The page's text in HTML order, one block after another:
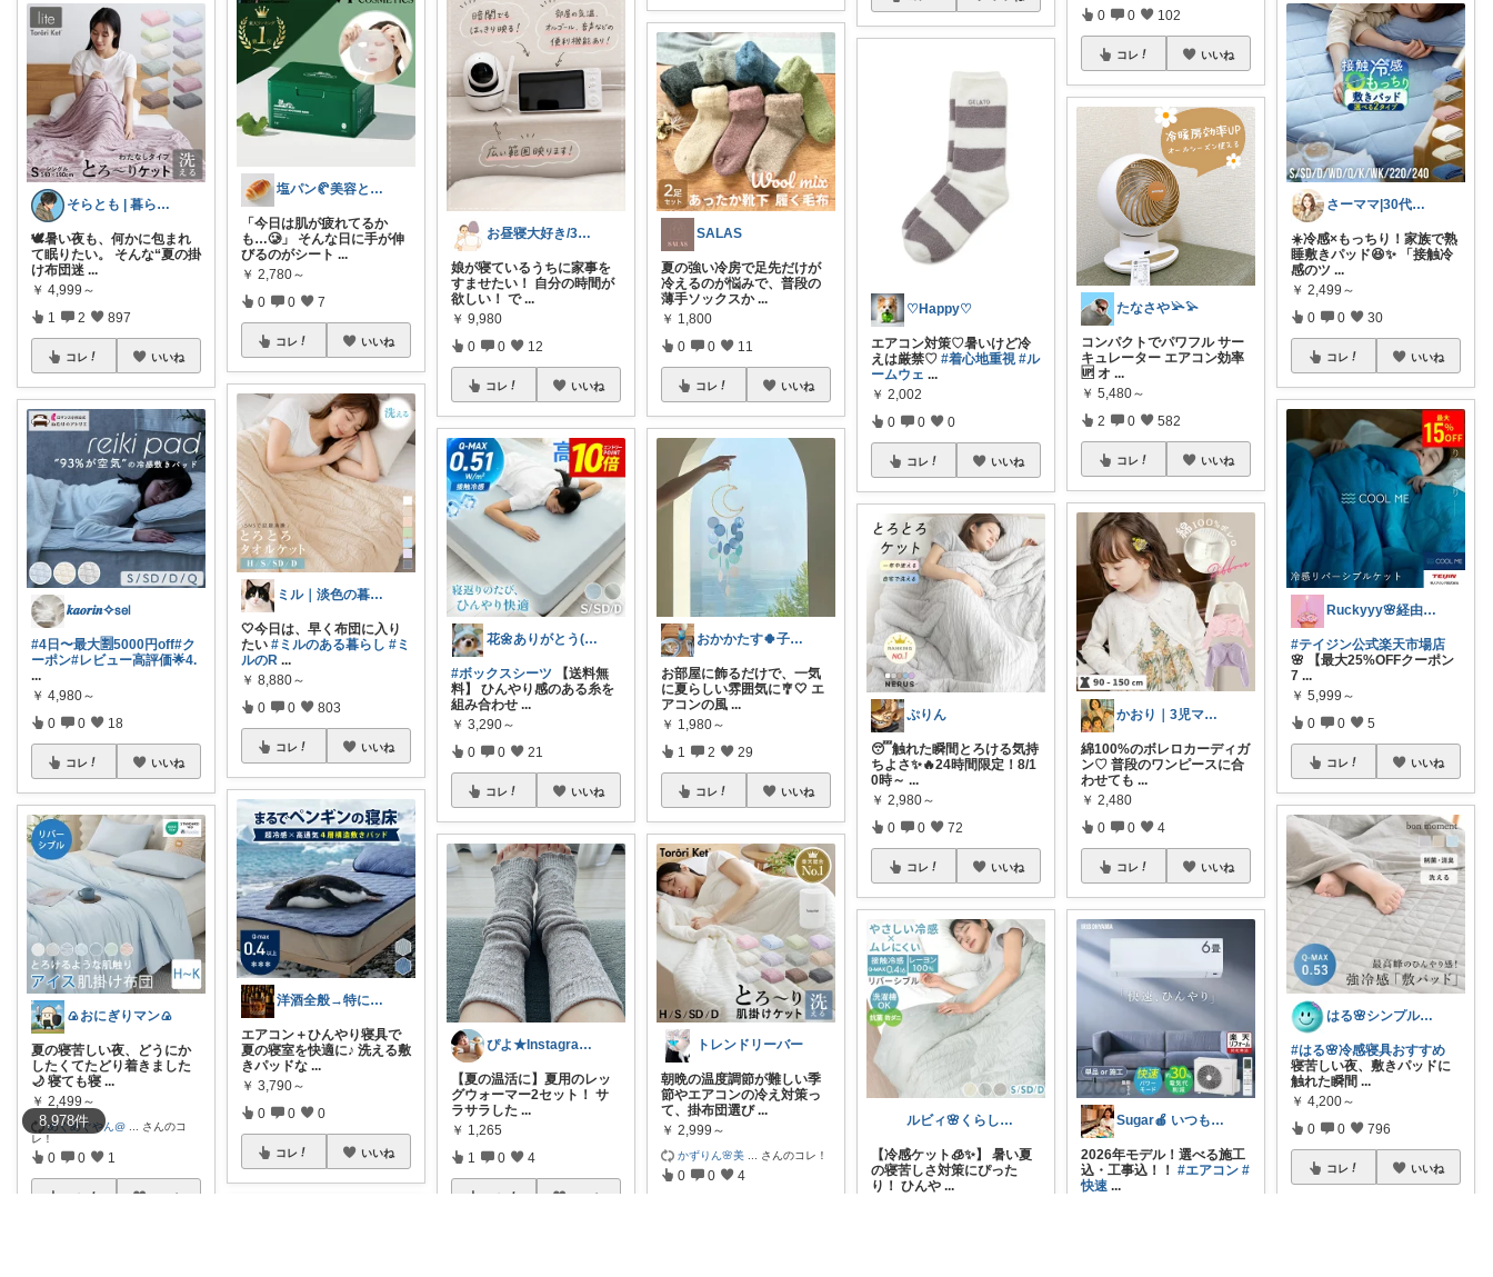
8,978件
そらとも | 暮らしItem🕊️朝コレ
🕊️暑い夜も、何かに包まれ
て眠りたい。 そんな“夏の掛
け布団迷 ...
￥ 4,999～
1 2 897
コレ いいね
𝒌𝒂𝒐𝒓𝒊𝒏✧𝗌𝖾𝗅
#4日〜最大🈹5000円off#ク
ーポン#レビュー高評価🌟4.
...
￥ 4,980～
0 0 18
コレ いいね
🍙おにぎりマン🍙
夏の寝苦しい夜、どうにか
したくてたどり着きました
🌙 寝ても寝 ...
￥ 2,499～
めぐめぐやん@
さんのコ
レ！
0 0 1
コレ いいね
塩パン🥐美容とQOLが上がる購入品
「今日は肌が疲れてるか
も…🥲」 そんな日に手が伸
びるのがシート ...
￥ 2,780～
0 0 7
コレ いいね
ミル｜淡色の暮らし
🤍今日は、早く布団に入り
たい#ミルのある暮らし #ミ
ルのR ...
￥ 8,880～
0 0 803
コレ いいね
洋酒全般→特にシングルモルト好き
エアコン＋ひんやり寝具で
夏の寝室を快適に♪ 洗える敷
きパッドな ...
￥ 3,790～
0 0 0
コレ いいね
お昼寝大好き/30代1児の母🤱
娘が寝ているうちに家事を
すませたい！ 自分の時間が
欲しい！ で ...
￥ 9,980
0 0 12
コレ いいね
花🌼ありがとう(*･ω･)*_ _)ﾍ
#ボックスシーツ 【送料無
料】 ひんやり感のある糸を
組み合わせ ...
￥ 3,290～
0 0 21
コレ いいね
ぴよ★Instagramも見てね！
【夏の温活に】夏用のレッ
グウォーマー2セット！ サ
ラサラした ...
￥ 1,265
1 0 4
コレ いいね
SALAS
夏の強い冷房で足先だけが
冷えるのが悩みで、普段の
薄手ソックスか ...
￥ 1,800
0 0 11
コレ いいね
おかかたす🍀子育て奮闘記💛
お部屋に飾るだけで、一気
に夏らしい雰囲気に🎐🤍 エ
アコンの風 ...
￥ 1,980～
1 2 29
コレ いいね
トレンドリーバー
朝晩の温度調節が難しい季
節やエアコンの冷え対策っ
て、掛布団選び ...
￥ 2,999～
かずりん🌸美 さんのコレ！
0 0 4
♡Happy♡
エアコン対策♡暑いけど冷
えは厳禁♡#着心地重視 #ル
ームウェ ...
￥ 2,002
0 0 0
コレ いいね
ぷりん
😴触れた瞬間とろける気持
ちよさ✨🔥24時間限定！8/1
0時～ ...
￥ 2,980～
0 0 72
コレ いいね
ルビィ🌸くらしのお得帳
【冷感ケット🧊✨】 暑い夏
の寝苦しさ対策にぴった
り！ ひんや ...
0 0 102
コレ いいね
たなさや𓅪𓅫
コンパクトでパワフル サー
キュレーター エアコン効率
🆙 オ ...
￥ 5,480～
2 0 582
コレ いいね
かおり｜3児ママのくらし
綿100%のボレロカーディガ
ン♡ 普段のワンピースに合
わせても ...
￥ 2,480
0 0 4
コレ いいね
Sugar🍎 いつもの毎日を気分良く♡
2026年モデル！選べる施工
込・工事込！！#エアコン #
快速 ...
さーママ|30代小2女児ママ🎀
☀️冷感×もっちり！家族で熟
睡敷きパッド😆✨ 「接触冷
感のツ ...
￥ 2,499～
0 0 30
コレ いいね
Ruckyyy🌸経由感謝🙇‍♀️✨
#テイジン公式楽天市場店
🌸 【最大25%OFFクーポン
7 ...
￥ 5,999～
0 0 5
コレ いいね
はる🌸シンプル＆便利な暮らし
#はる🌸冷感寝具おすすめ
寝苦しい夜、敷きパッドに
触れた瞬間 ...
￥ 4,200～
0 0 796
コレ いいね